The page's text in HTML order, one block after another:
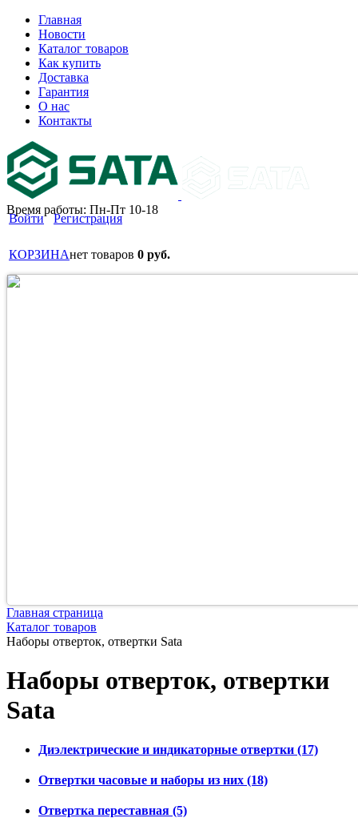
Главная
Новости
Каталог товаров
Как купить
Доставка
Гарантия
О нас
Контакты
Время работы: Пн-Пт 10-18
Войти Регистрация
КОРЗИНАнет товаров 0 руб.
Главная страница
Каталог товаров
Наборы отверток, отвертки Sata
Наборы отверток, отвертки
Sata
Диэлектрические и индикаторные отвертки (17)
Отвертки часовые и наборы из них (18)
Отвертка переставная (5)